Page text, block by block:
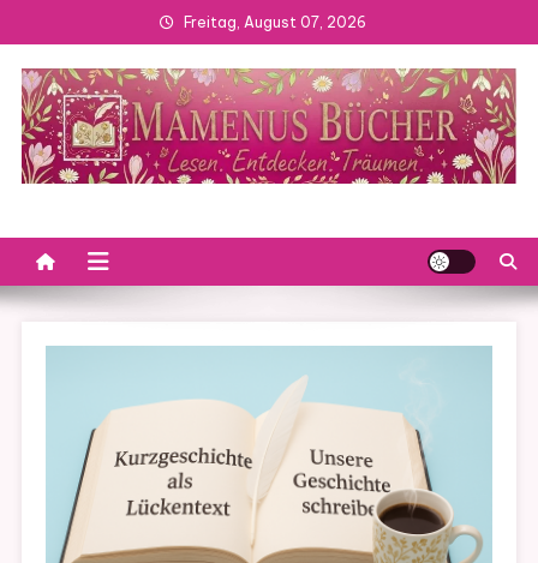
to
content
Freitag, August 07, 2026